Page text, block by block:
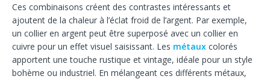
Ces combinaisons créent des contrastes intéressants et
ajoutent de la chaleur à l’éclat froid de l’argent. Par exemple,
un collier en argent peut être superposé avec un collier en
cuivre pour un effet visuel saisissant. Les métaux colorés
apportent une touche rustique et vintage, idéale pour un style
bohème ou industriel. En mélangeant ces différents métaux,